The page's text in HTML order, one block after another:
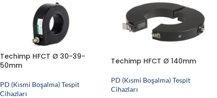
Techimp HFCT Ø 30-39-
50mm
PD (Kısmi Boşalma) Tespit
Cihazları
Techimp HFCT Ø 140mm
PD (Kısmi Boşalma) Tespit
Cihazları